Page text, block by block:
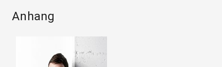
Anhang